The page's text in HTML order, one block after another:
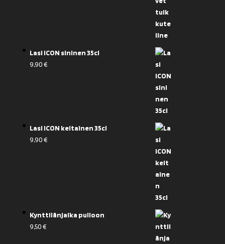
Lasi ICON sininen 35cl
9,90€
Lasi ICON keltainen 35cl
9,90€
Kynttilänjalka pulloon
9,50€